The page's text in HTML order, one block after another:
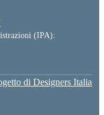
(IPA):
di Designers Italia